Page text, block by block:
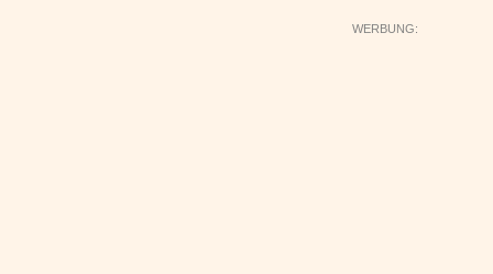
WERBUNG: